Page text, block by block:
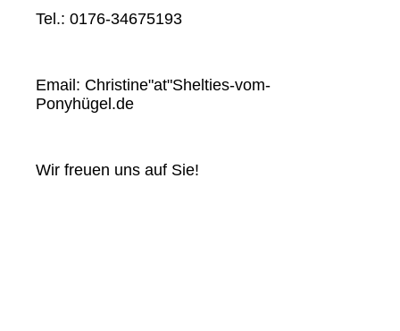
Tel.: 0176-34675193
Email: Christine"at"Shelties-vom-
Ponyhügel.de
Wir freuen uns auf Sie!